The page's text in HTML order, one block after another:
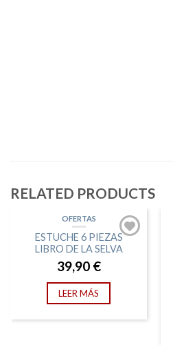
RELATED PRODUCTS
AGOTADO
OFERTAS
ESTUCHE 6 PIEZAS
LIBRO DE LA SELVA
39,90 €
LEER MÁS